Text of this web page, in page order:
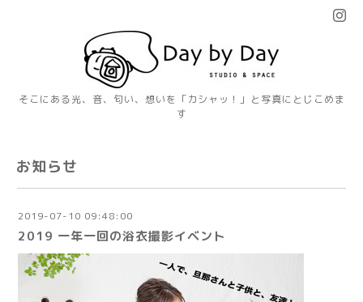
そこにある光、音、匂い、想いを「カシャッ！」と写真にとじこめま
す
お知らせ
2019-07-10 09:48:00
2019 一年一回の浴衣撮影イベント